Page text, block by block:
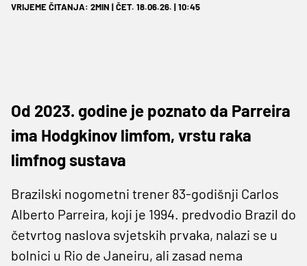
VRIJEME ČITANJA: 2MIN | ČET. 18.06.26. | 10:45
Od 2023. godine je poznato da Parreira
ima Hodgkinov limfom, vrstu raka
limfnog sustava
Brazilski nogometni trener 83-godišnji Carlos
Alberto Parreira, koji je 1994. predvodio Brazil do
četvrtog naslova svjetskih prvaka, nalazi se u
bolnici u Rio de Janeiru, ali zasad nema